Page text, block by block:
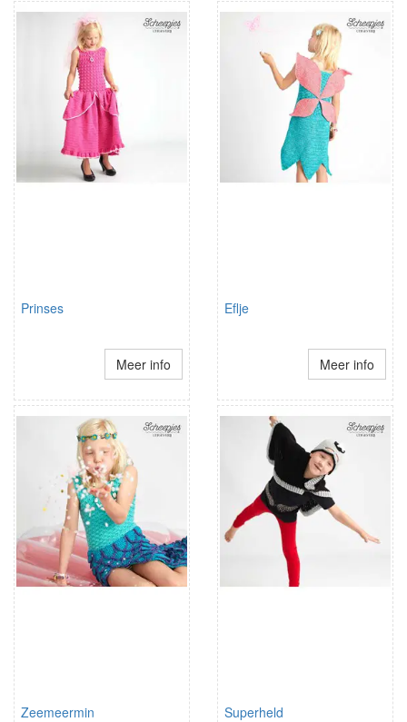
Prinses
Meer info
Eflje
Meer info
Zeemeermin Superheld